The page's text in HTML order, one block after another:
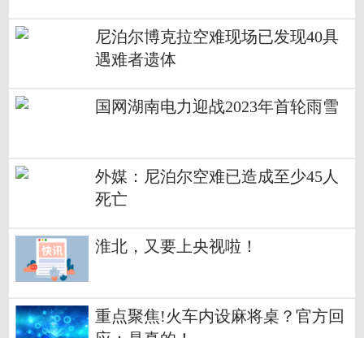
尼泊尔博克拉空难现场已发现40具
遇难者遗体
国网湖南电力迎战2023年首轮雨雪
外媒：尼泊尔空难已造成至少45人
死亡
淮北，又要上央视啦！
重点聚焦!火车内设麻将桌？官方回